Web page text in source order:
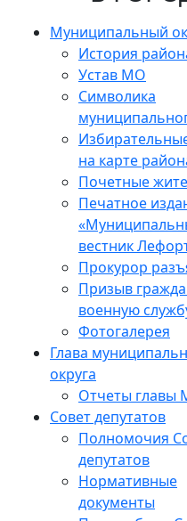
Муниципальный
История
Устав МО
Символика
на карте
Почетные
Печатное
вестник
Прокурор
Призыв
военную
Фотогалерея
Глава
округа
Отчеты главы
Совет депутатов
Полномочия
депутатов
Нормативные
документы